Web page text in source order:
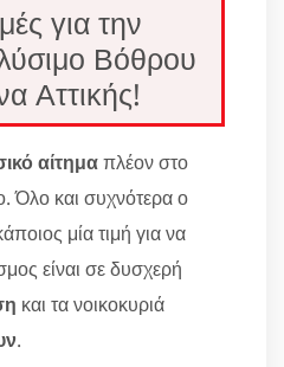
για την
Βόθρου
Αττικής!
αίτημαπλέον στο
Όλο και συχνότερα ο
μία τιμή για να
είναι σε δυσχερή
και τα νοικοκυριά
.